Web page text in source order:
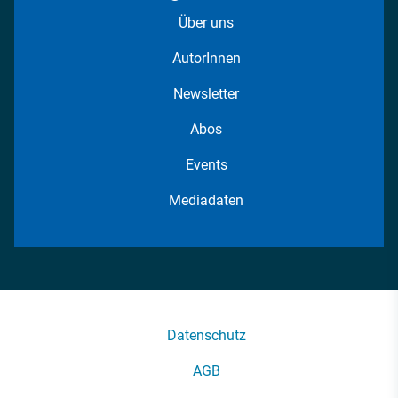
Über uns
AutorInnen
Newsletter
Abos
Events
Mediadaten
Datenschutz
AGB